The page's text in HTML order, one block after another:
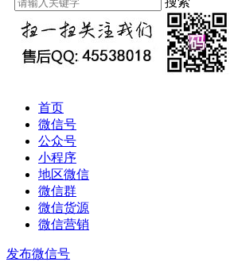
首页
微信号
公众号
小程序
地区微信
微信群
微信货源
微信营销
发布微信号